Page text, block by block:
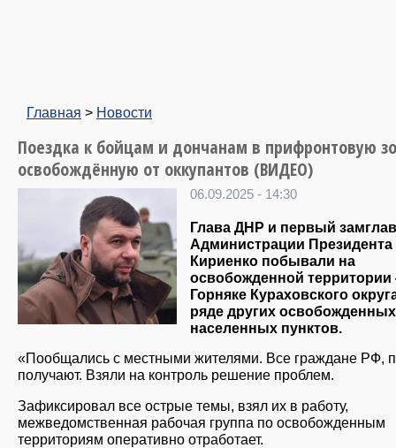
Главная > Новости
Поездка к бойцам и дончанам в прифронтовую
освобождённую от оккупантов (ВИДЕО)
06.09.2025 - 14:30
Глава ДНР и первый
Администрации Президента
Кириенко побывали на
освобожденной
Горняке Кураховского
ряде других освобожденных
населенных пунктов.
«Пообщались с местными жителями. Все граждане РФ,
получают. Взяли на контроль решение проблем.
Зафиксировал все острые темы, взял их в работу,
межведомственная рабочая группа по освобожденным
территориям оперативно отработает.